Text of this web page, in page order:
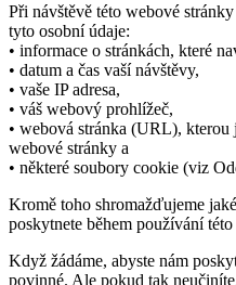
Při návštěvě této webové
tyto osobní údaje:
• informace o stránkách, které
• datum a čas vaší návštěvy,
• vaše IP adresa,
• váš webový prohlížeč,
• webová stránka (URL),
webové stránky a
• některé soubory cookie (viz
Kromě toho shromažďujeme
poskytnete během používání
Když žádáme, abyste nám
povinné. Ale pokud tak